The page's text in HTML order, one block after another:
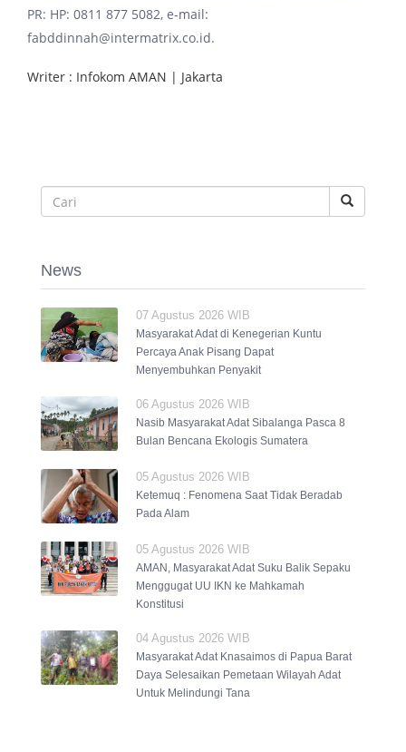
PR: HP: 0811 877 5082, e-mail:
fabddinnah@intermatrix.co.id.
Writer : Infokom AMAN | Jakarta
News
07 Agustus 2026 WIB
Masyarakat Adat di Kenegerian Kuntu
Percaya Anak Pisang Dapat
Menyembuhkan Penyakit
06 Agustus 2026 WIB
Nasib Masyarakat Adat Sibalanga Pasca 8
Bulan Bencana Ekologis Sumatera
05 Agustus 2026 WIB
Ketemuq : Fenomena Saat Tidak Beradab
Pada Alam
05 Agustus 2026 WIB
AMAN, Masyarakat Adat Suku Balik Sepaku
Menggugat UU IKN ke Mahkamah
Konstitusi
04 Agustus 2026 WIB
Masyarakat Adat Knasaimos di Papua Barat
Daya Selesaikan Pemetaan Wilayah Adat
Untuk Melindungi Tana